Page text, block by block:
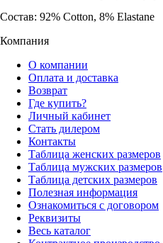
Состав: 92% Cotton, 8% Elastane
Компания
О компании
Оплата и доставка
Возврат
Где купить?
Личный кабинет
Стать дилером
Контакты
Таблица женских размеров
Таблица мужских размеров
Таблица детских размеров
Полезная информация
Ознакомиться с договором
Реквизиты
Весь каталог